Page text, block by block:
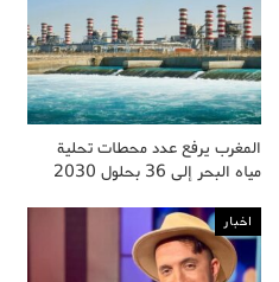
المغرب يرفع عدد محطات تحلية
مياه البحر إلى 36 بحلول 2030
اخبار